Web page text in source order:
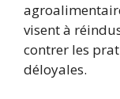
visent à
contrer les
déloyales.